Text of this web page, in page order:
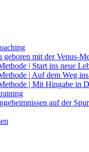
geboren mit der Venus-
| Start ins neue
| Auf dem Weg
| Mit Hingabe in
auf der Spur